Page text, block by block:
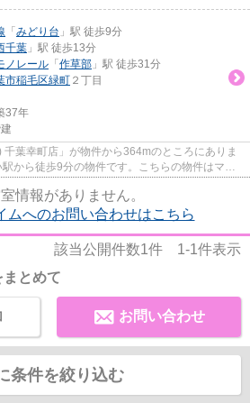
「 みどり台 」駅 徒歩9分
千葉 」駅 徒歩13分
ノレール 「 作草部 」駅 徒歩31分
市稲毛区緑町 ２丁目
37年
葉幸町店」が物件から364mのところにありま
から徒歩9分の物件です。こちらの物件はマン
情報がありません。
ムへのお問い合わせはこちら
該当公開件数1件 1-1件表示
とめて
お問い合わせ
条件を絞り込む